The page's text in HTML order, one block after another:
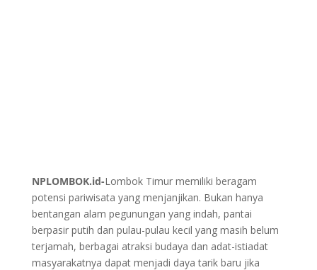
NPLOMBOK.id-Lombok Timur memiliki beragam
potensi pariwisata yang menjanjikan. Bukan hanya
bentangan alam pegunungan yang indah, pantai
berpasir putih dan pulau-pulau kecil yang masih belum
terjamah, berbagai atraksi budaya dan adat-istiadat
masyarakatnya dapat menjadi daya tarik baru jika